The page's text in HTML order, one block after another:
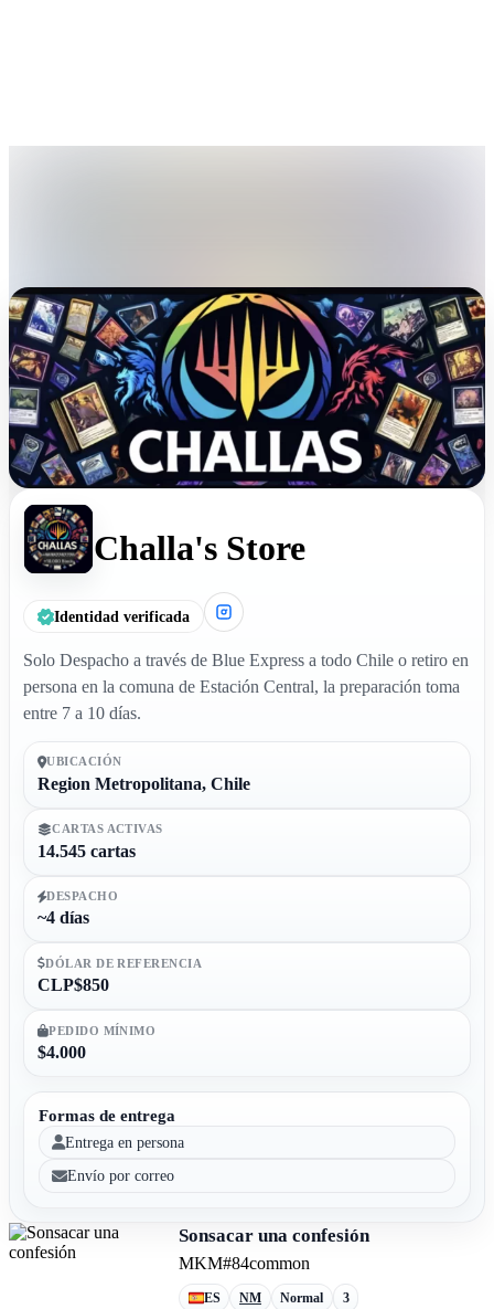
Challa's Store
Identidad verificada
Solo Despacho a través de Blue Express a todo Chile o retiro en
persona en la comuna de Estación Central, la preparación toma
entre 7 a 10 días.
UBICACIÓN
Region Metropolitana, Chile
CARTAS ACTIVAS
14.545 cartas
DESPACHO
~4 días
DÓLAR DE REFERENCIA
CLP$850
PEDIDO MÍNIMO
$4.000
Formas de entrega
Entrega en persona
Envío por correo
Sonsacar una confesión
MKM#84common
ES NM Normal 3